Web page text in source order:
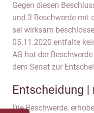
Gegen diesen
und 3 Beschwerde mit
sei wirksam
05.11.2020 entfalte
AG hat der
dem Senat zur
Entscheidung |
Die Beschwerde,